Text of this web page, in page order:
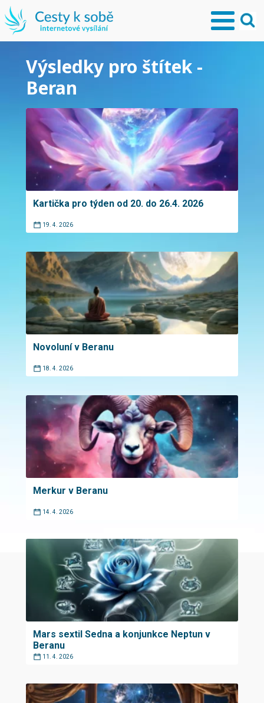
Výsledky pro štítek -
Beran
Kartička pro týden od 20. do 26.4. 2026
19. 4. 2026
Novoluní v Beranu
18. 4. 2026
Merkur v Beranu
14. 4. 2026
Mars sextil Sedna a konjunkce Neptun v
Beranu
11. 4. 2026